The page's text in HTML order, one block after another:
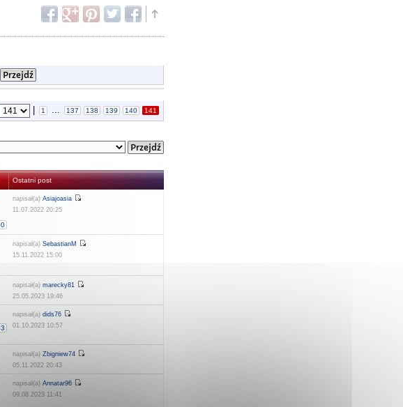
1 ... 137 138 139 140 141
Ostatni post
napisał(a)Asiajoasia
11.07.2022 20:25
napisał(a)SebastianM
15.11.2022 15:00
napisał(a)marecky81
25.05.2023 19:46
napisał(a)dids76
01.10.2023 10:57
napisał(a)Zbigniew74
05.11.2022 20:43
napisał(a)Annatar96
09.08.2023 11:41